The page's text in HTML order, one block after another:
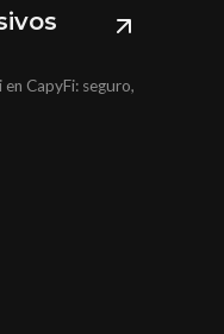
CapyFi: seguro,